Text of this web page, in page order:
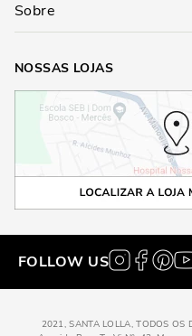
Sobre
NOSSAS LOJAS
FOLLOW US
2021, SANTA LOLLA, TODOS OS